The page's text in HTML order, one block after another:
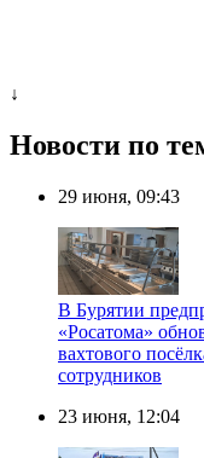
↓
Новости по
29 июня, 09:43
В Бурятии
«Росатома»
вахтового
сотрудников
23 июня, 12:04